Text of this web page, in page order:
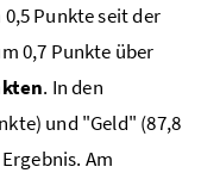
Punkte seit der
0,7 Punkte über
. In den
und "Geld" (87,8
Am